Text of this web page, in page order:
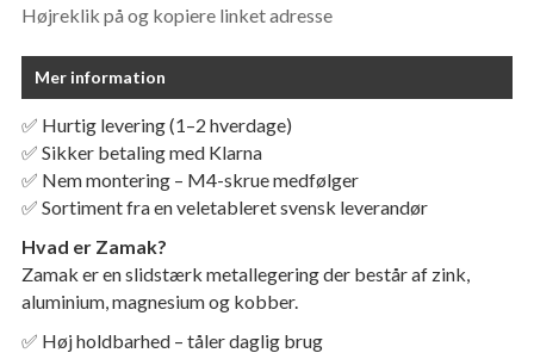
Højreklik på og kopiere linket adresse
Mer information
✅ Hurtig levering (1–2 hverdage)
✅ Sikker betaling med Klarna
✅ Nem montering – M4-skrue medfølger
✅ Sortiment fra en veletableret svensk leverandør
Hvad er Zamak?
Zamak er en slidstærk metallegering der består af zink,
aluminium, magnesium og kobber.
✅ Høj holdbarhed – tåler daglig brug